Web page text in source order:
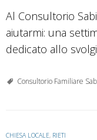
Al Consultorio
aiutarmi: una
dedicato allo
Consultorio Familiare
CHIESA LOCALE, RIETI